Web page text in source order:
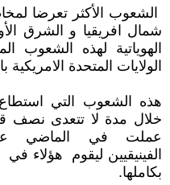
الشعوب الأكثر تعرضا
شمال افريقيا و الشرق
الهوياتية لهذه
الولايات المتحدة الامريكية
هذه الشعوب التي استطاع
خلال مدة لا تتعدى
عملت في الماضي
الفينيقيين ليقوم هؤلاء
بكاملها.